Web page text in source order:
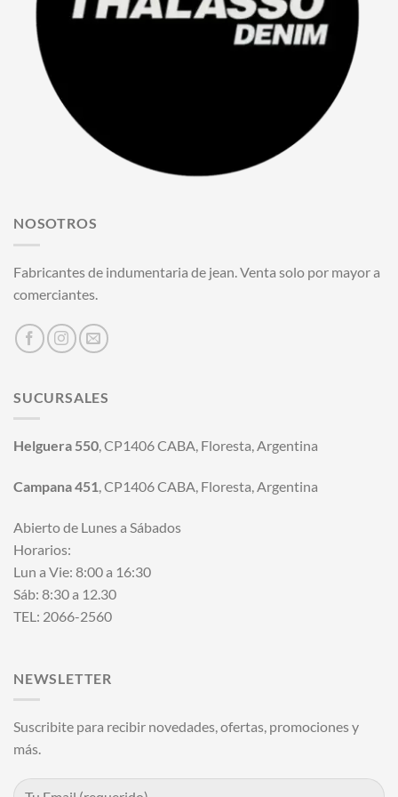
NOSOTROS
Fabricantes de indumentaria de jean. Venta solo por mayor a
comerciantes.
SUCURSALES
Helguera 550, CP1406 CABA, Floresta, Argentina
Campana 451, CP1406 CABA, Floresta, Argentina
Abierto de Lunes a Sábados
Horarios:
Lun a Vie: 8:00 a 16:30
Sáb: 8:30 a 12.30
TEL: 2066-2560
NEWSLETTER
Suscribite para recibir novedades, ofertas, promociones y
más.